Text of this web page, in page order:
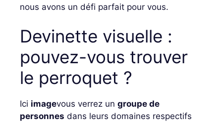
nous avons un défi parfait pour vous.
Devinette visuelle :
pouvez-vous trouver
le perroquet ?
Ici imagevous verrez un groupe de
personnes dans leurs domaines respectifs